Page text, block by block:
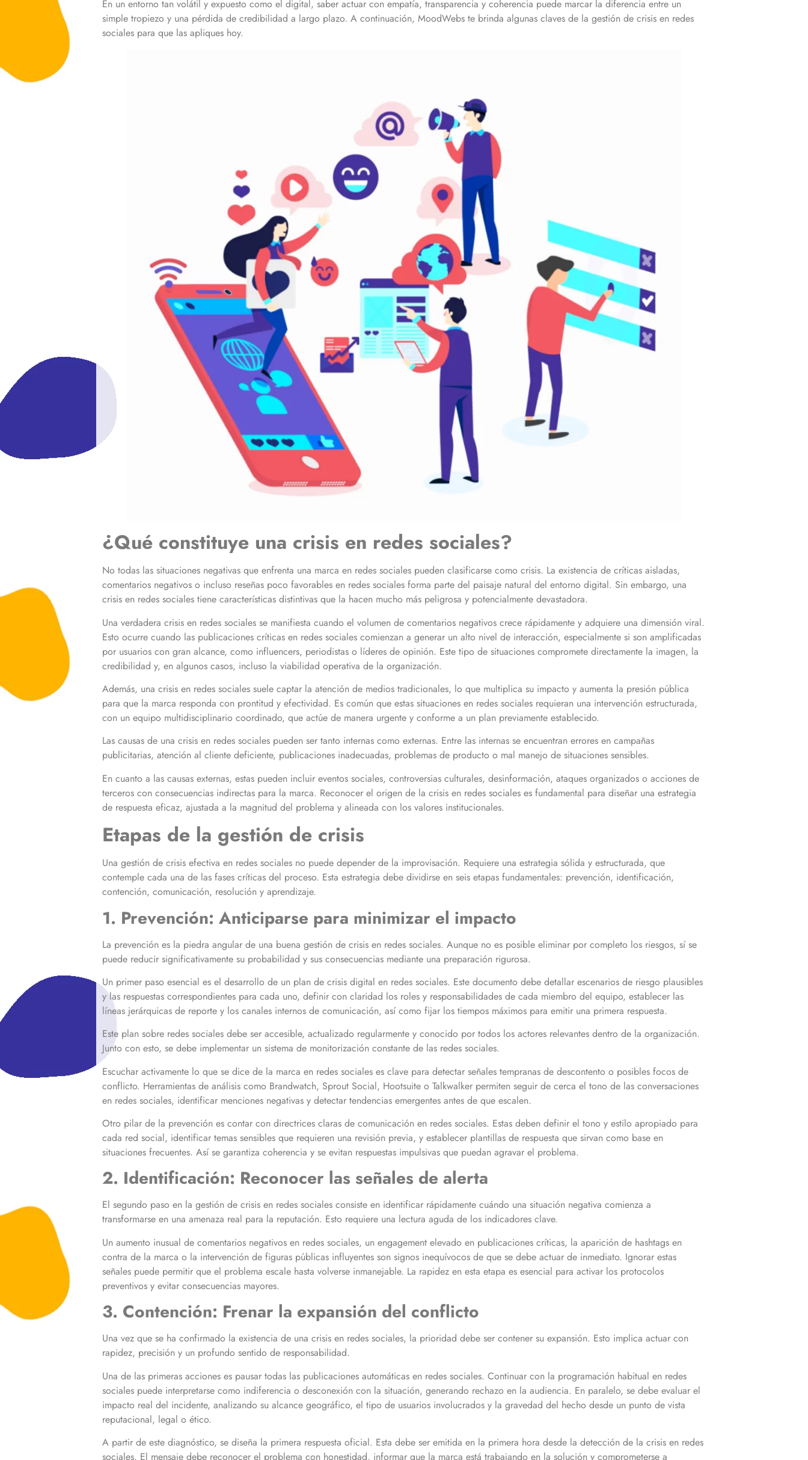
En un entorno tan volátil y expuesto como el digital, saber actuar con empatía, transparencia y coherencia puede marcar la diferencia entre un
simple tropiezo y una pérdida de credibilidad a largo plazo. A continuación, MoodWebs te brinda algunas claves de la gestión de crisis en redes
sociales para que las apliques hoy.
¿Qué constituye una crisis en redes sociales?
No todas las situaciones negativas que enfrenta una marca en redes sociales pueden clasificarse como crisis. La existencia de críticas aisladas,
comentarios negativos o incluso reseñas poco favorables en redes sociales forma parte del paisaje natural del entorno digital. Sin embargo, una
crisis en redes sociales tiene características distintivas que la hacen mucho más peligrosa y potencialmente devastadora.
Una verdadera crisis en redes sociales se manifiesta cuando el volumen de comentarios negativos crece rápidamente y adquiere una dimensión viral.
Esto ocurre cuando las publicaciones críticas en redes sociales comienzan a generar un alto nivel de interacción, especialmente si son amplificadas
por usuarios con gran alcance, como influencers, periodistas o líderes de opinión. Este tipo de situaciones compromete directamente la imagen, la
credibilidad y, en algunos casos, incluso la viabilidad operativa de la organización.
Además, una crisis en redes sociales suele captar la atención de medios tradicionales, lo que multiplica su impacto y aumenta la presión pública
para que la marca responda con prontitud y efectividad. Es común que estas situaciones en redes sociales requieran una intervención estructurada,
con un equipo multidisciplinario coordinado, que actúe de manera urgente y conforme a un plan previamente establecido.
Las causas de una crisis en redes sociales pueden ser tanto internas como externas. Entre las internas se encuentran errores en campañas
publicitarias, atención al cliente deficiente, publicaciones inadecuadas, problemas de producto o mal manejo de situaciones sensibles.
En cuanto a las causas externas, estas pueden incluir eventos sociales, controversias culturales, desinformación, ataques organizados o acciones de
terceros con consecuencias indirectas para la marca. Reconocer el origen de la crisis en redes sociales es fundamental para diseñar una estrategia
de respuesta eficaz, ajustada a la magnitud del problema y alineada con los valores institucionales.
Etapas de la gestión de crisis
Una gestión de crisis efectiva en redes sociales no puede depender de la improvisación. Requiere una estrategia sólida y estructurada, que
contemple cada una de las fases críticas del proceso. Esta estrategia debe dividirse en seis etapas fundamentales: prevención, identificación,
contención, comunicación, resolución y aprendizaje.
1. Prevención: Anticiparse para minimizar el impacto
La prevención es la piedra angular de una buena gestión de crisis en redes sociales. Aunque no es posible eliminar por completo los riesgos, sí se
puede reducir significativamente su probabilidad y sus consecuencias mediante una preparación rigurosa.
Un primer paso esencial es el desarrollo de un plan de crisis digital en redes sociales. Este documento debe detallar escenarios de riesgo plausibles
y las respuestas correspondientes para cada uno, definir con claridad los roles y responsabilidades de cada miembro del equipo, establecer las
líneas jerárquicas de reporte y los canales internos de comunicación, así como fijar los tiempos máximos para emitir una primera respuesta.
Este plan sobre redes sociales debe ser accesible, actualizado regularmente y conocido por todos los actores relevantes dentro de la organización.
Junto con esto, se debe implementar un sistema de monitorización constante de las redes sociales.
Escuchar activamente lo que se dice de la marca en redes sociales es clave para detectar señales tempranas de descontento o posibles focos de
conflicto. Herramientas de análisis como Brandwatch, Sprout Social, Hootsuite o Talkwalker permiten seguir de cerca el tono de las conversaciones
en redes sociales, identificar menciones negativas y detectar tendencias emergentes antes de que escalen.
Otro pilar de la prevención es contar con directrices claras de comunicación en redes sociales. Estas deben definir el tono y estilo apropiado para
cada red social, identificar temas sensibles que requieren una revisión previa, y establecer plantillas de respuesta que sirvan como base en
situaciones frecuentes. Así se garantiza coherencia y se evitan respuestas impulsivas que puedan agravar el problema.
2. Identificación: Reconocer las señales de alerta
El segundo paso en la gestión de crisis en redes sociales consiste en identificar rápidamente cuándo una situación negativa comienza a
transformarse en una amenaza real para la reputación. Esto requiere una lectura aguda de los indicadores clave.
Un aumento inusual de comentarios negativos en redes sociales, un engagement elevado en publicaciones críticas, la aparición de hashtags en
contra de la marca o la intervención de figuras públicas influyentes son signos inequívocos de que se debe actuar de inmediato. Ignorar estas
señales puede permitir que el problema escale hasta volverse inmanejable. La rapidez en esta etapa es esencial para activar los protocolos
preventivos y evitar consecuencias mayores.
3. Contención: Frenar la expansión del conflicto
Una vez que se ha confirmado la existencia de una crisis en redes sociales, la prioridad debe ser contener su expansión. Esto implica actuar con
rapidez, precisión y un profundo sentido de responsabilidad.
Una de las primeras acciones es pausar todas las publicaciones automáticas en redes sociales. Continuar con la programación habitual en redes
sociales puede interpretarse como indiferencia o desconexión con la situación, generando rechazo en la audiencia. En paralelo, se debe evaluar el
impacto real del incidente, analizando su alcance geográfico, el tipo de usuarios involucrados y la gravedad del hecho desde un punto de vista
reputacional, legal o ético.
A partir de este diagnóstico, se diseña la primera respuesta oficial. Esta debe ser emitida en la primera hora desde la detección de la crisis en redes
sociales. El mensaje debe reconocer el problema con honestidad, informar que la marca está trabajando en la solución y comprometerse a